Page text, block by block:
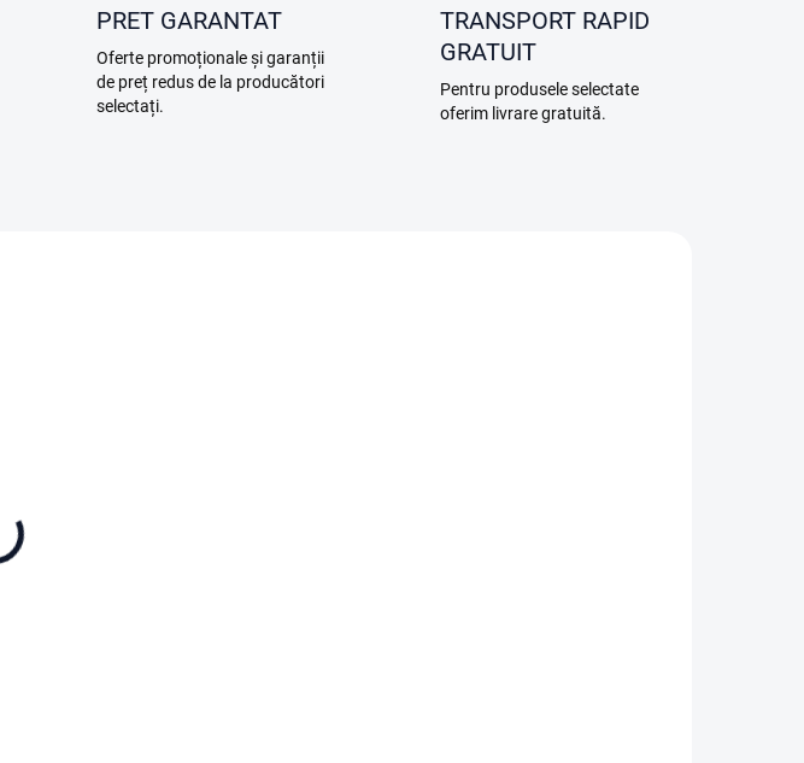
PRET GARANTAT
Oferte promoționale și garanții
de preț redus de la producători
selectați.
TRANSPORT RAPID
GRATUIT
Pentru produsele selectate
oferim livrare gratuită.